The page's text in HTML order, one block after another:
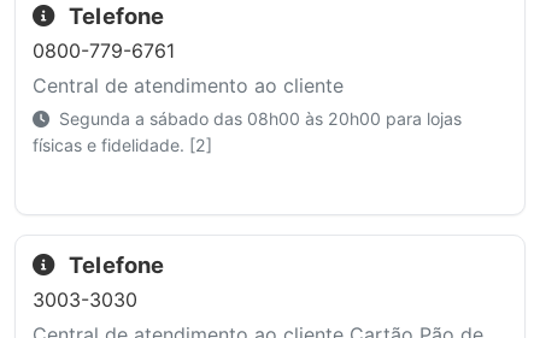
Telefone
0800-779-6761
Central de atendimento ao cliente
Segunda a sábado das 08h00 às 20h00 para lojas
físicas e fidelidade. [2]
Telefone
3003-3030